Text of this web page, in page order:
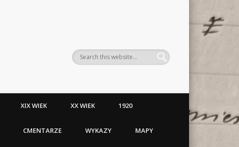
XIX WIEK XX WIEK 1920
CMENTARZE WYKAZY MAPY